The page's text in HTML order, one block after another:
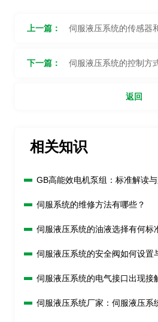
上一篇： 伺服液压系统的传感器
下一篇： 伺服液压系统的控制方
返回
相关知识
GB高能效电机泵组：标准解读与
伺服系统的维修方法有哪些？
伺服液压系统的油液选择有何标
伺服液压系统的安全阀如何设置
伺服液压系统的电气接口出现接
伺服液压系统厂家：伺服液压系